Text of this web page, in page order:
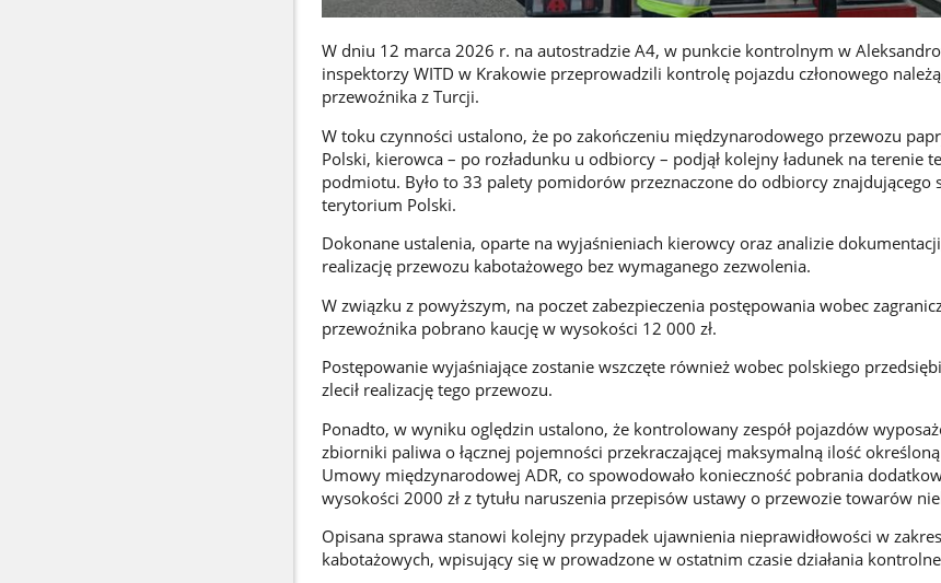
W dniu 12 marca 2026 r. na autostradzie A4, w punkcie kontrolnym w
inspektorzy WITD w Krakowie przeprowadzili kontrolę pojazdu członowego
przewoźnika z Turcji.
W toku czynności ustalono, że po zakończeniu międzynarodowego przewozu
Polski, kierowca – po rozładunku u odbiorcy – podjął kolejny ładunek na terenie
podmiotu. Było to 33 palety pomidorów przeznaczone do odbiorcy znajdującego
terytorium Polski.
Dokonane ustalenia, oparte na wyjaśnieniach kierowcy oraz analizie
realizację przewozu kabotażowego bez wymaganego zezwolenia.
W związku z powyższym, na poczet zabezpieczenia postępowania wobec
przewoźnika pobrano kaucję w wysokości 12 000 zł.
Postępowanie wyjaśniające zostanie wszczęte również wobec polskiego
zlecił realizację tego przewozu.
Ponadto, w wyniku oględzin ustalono, że kontrolowany zespół pojazdów
zbiorniki paliwa o łącznej pojemności przekraczającej maksymalną ilość
Umowy międzynarodowej ADR, co spowodowało konieczność pobrania
wysokości 2000 zł z tytułu naruszenia przepisów ustawy o przewozie towarów
Opisana sprawa stanowi kolejny przypadek ujawnienia nieprawidłowości w
kabotażowych, wpisujący się w prowadzone w ostatnim czasie działania